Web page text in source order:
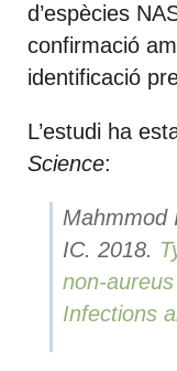
d’espècies
confirmació
identificació
L’estudi ha
Science:
Mahmmod
IC. 2018.
non-
Infections